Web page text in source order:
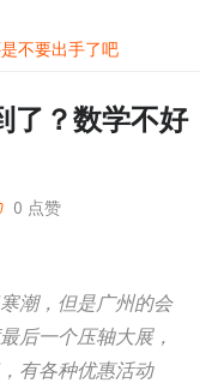
不要出手了吧
了？数学不好
0 点赞
潮，但是广州的会
后一个压轴大展，
有各种优惠活动